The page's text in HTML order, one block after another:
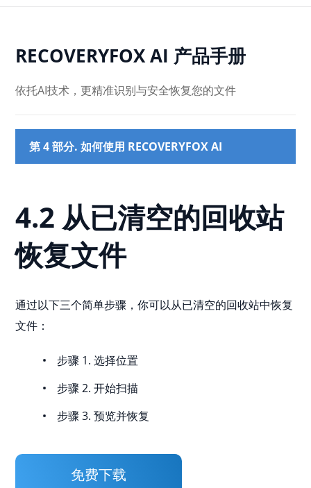
RECOVERYFOX AI 产品手册
依托AI技术，更精准识别与安全恢复您的文件
第 4 部分. 如何使用 RECOVERYFOX AI
4.2 从已清空的回收站
恢复文件
通过以下三个简单步骤，你可以从已清空的回收站中恢复
文件：
步骤 1. 选择位置
步骤 2. 开始扫描
步骤 3. 预览并恢复
免费下载